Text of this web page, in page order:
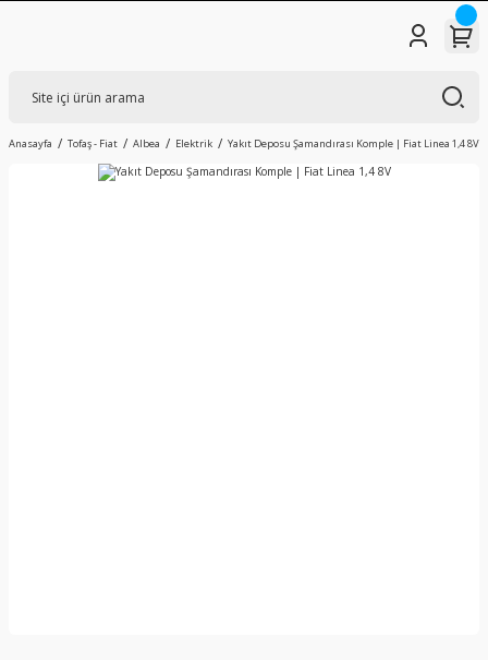
Anasayfa Tofaş - Fiat Albea Elektrik Yakıt Deposu Şamandırası Komple | Fiat Linea 1,4 8V